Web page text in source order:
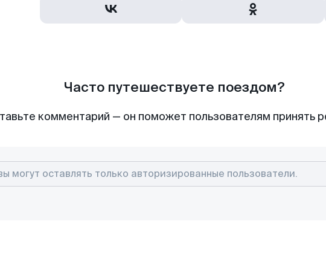
Часто путешествуете поездом?
комментарий — он поможет пользователям принять